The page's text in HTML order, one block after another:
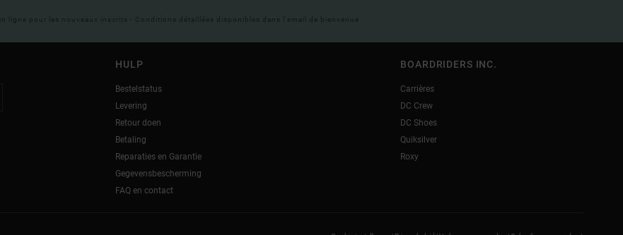
ligne pour les nouveaux inscrits - Conditions détaillées disponibles dans l'email de bienvenue
HULP
Bestelstatus
Levering
Retour doen
Betaling
Reparaties en Garantie
Gegevensbescherming
FAQ en contact
BOARDRIDERS INC.
Carrières
DC Crew
DC Shoes
Quiksilver
Roxy